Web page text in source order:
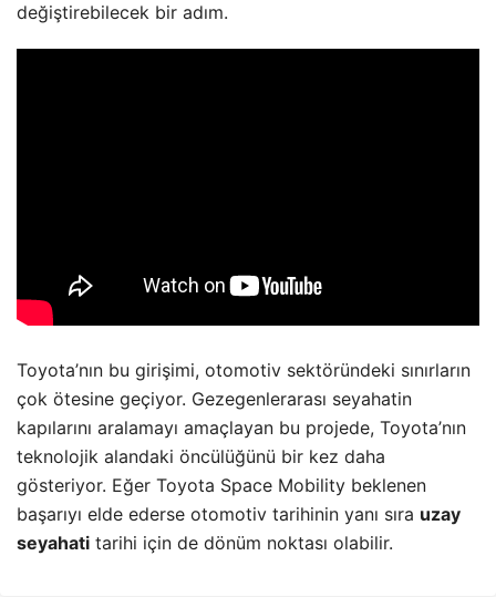
değiştirebilecek bir adım.
Toyota’nın bu girişimi, otomotiv sektöründeki sınırların
çok ötesine geçiyor. Gezegenlerarası seyahatin
kapılarını aralamayı amaçlayan bu projede, Toyota’nın
teknolojik alandaki öncülüğünü bir kez daha
gösteriyor. Eğer Toyota Space Mobility beklenen
başarıyı elde ederse otomotiv tarihinin yanı sıra uzay
seyahati tarihi için de dönüm noktası olabilir.